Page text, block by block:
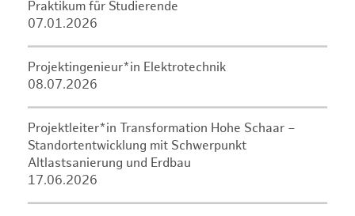
Praktikum für Studierende
07.01.2026
Projektingenieur*in Elektrotechnik
08.07.2026
Projektleiter*in Transformation Hohe Schaar –
Standortentwicklung mit Schwerpunkt
Altlastsanierung und Erdbau
17.06.2026